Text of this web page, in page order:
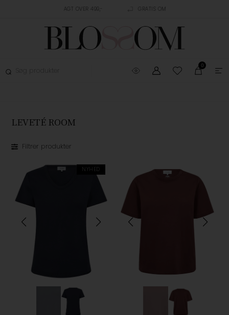
GRATIS OMBYTNING
0
LEVETÉ ROOM
Filtrer produkter
NYHED